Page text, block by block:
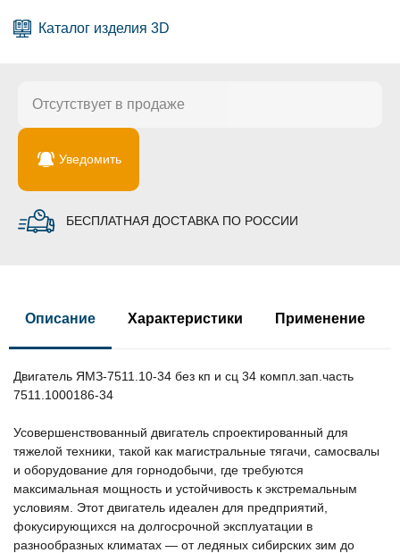
Каталог изделия 3D
Отсутствует в продаже
Уведомить
БЕСПЛАТНАЯ ДОСТАВКА ПО РОССИИ
Описание Характеристики Применение
Двигатель ЯМЗ-7511.10-34 без кп и сц 34 компл.зап.часть
7511.1000186-34
Усовершенствованный двигатель спроектированный для
тяжелой техники, такой как магистральные тягачи, самосвалы
и оборудование для горнодобычи, где требуются
максимальная мощность и устойчивость к экстремальным
условиям. Этот двигатель идеален для предприятий,
фокусирующихся на долгосрочной эксплуатации в
разнообразных климатах — от ледяных сибирских зим до